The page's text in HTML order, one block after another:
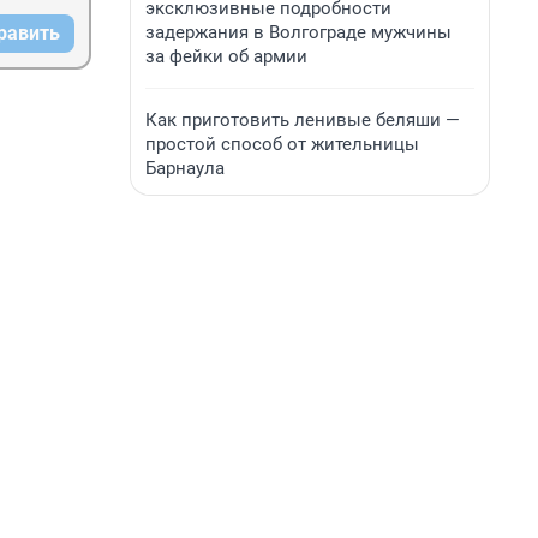
эксклюзивные подробности
задержания в Волгограде мужчины
за фейки об армии
Как приготовить ленивые беляши —
простой способ от жительницы
Барнаула